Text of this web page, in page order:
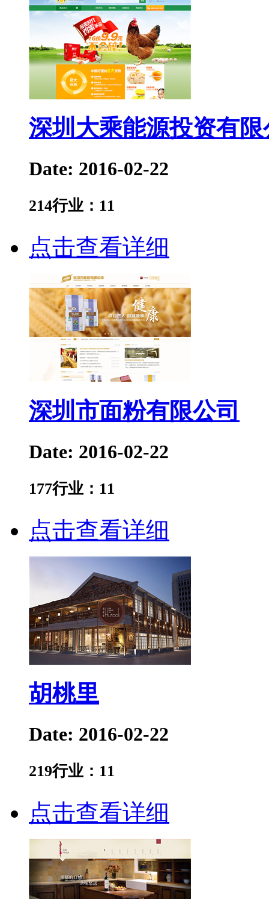
深圳大乘能源投资有限
Date: 2016-02-22
214行业： 11
点击查看详细
深圳市面粉有限公司
Date: 2016-02-22
177行业： 11
点击查看详细
胡桃里
Date: 2016-02-22
219行业： 11
点击查看详细